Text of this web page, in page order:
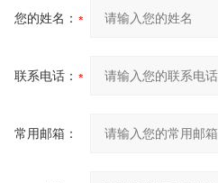
您的姓名：
联系电话：
常用邮箱：